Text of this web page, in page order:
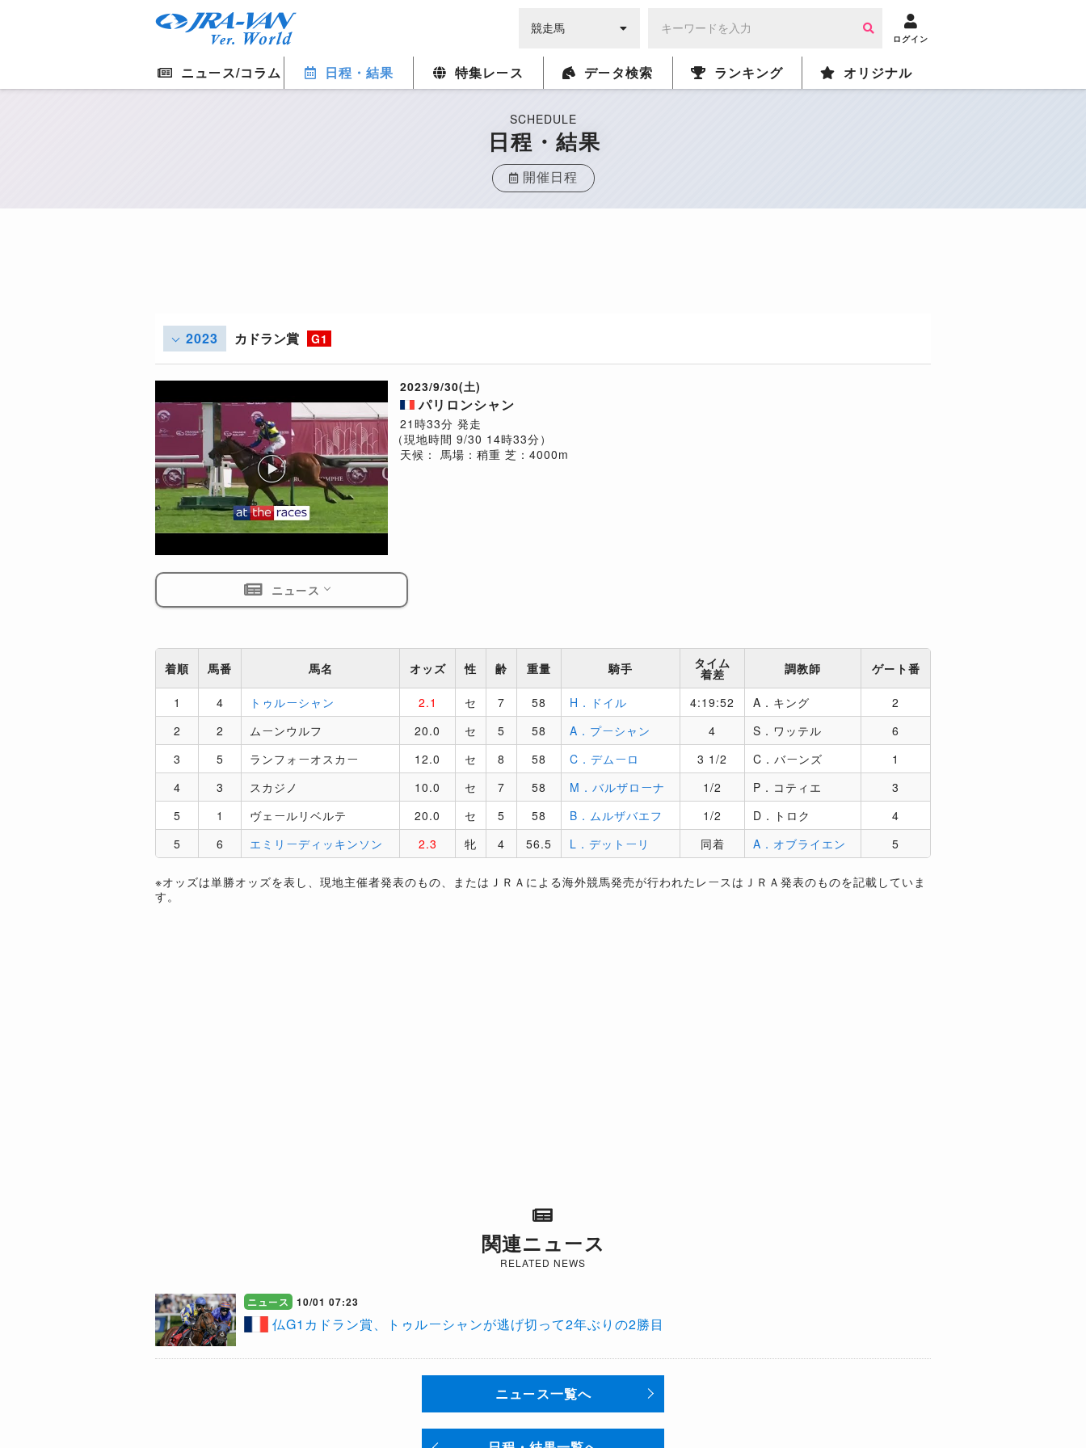
ログイン
ニュース/コラム 日程・結果 特集レース データ検索 ランキング オリジナル
SCHEDULE
日程・結果
開催日程
2023 カドラン賞 G1
2023/9/30(土)
パリロンシャン
21時33分 発走
（現地時間 9/30 14時33分）
天候： 馬場：稍重 芝：4000m
ニュース
着順 馬番 馬名 オッズ 性 齢 重量 騎手 タイム
着差 調教師 ゲート番
1 4 トゥルーシャン 2.1 セ 7 58 H．ドイル 4:19:52 A．キング
2
2
2 ムーンウルフ 20.0 セ 5 58 A．プーシャン 4 S．ワッテル
6
3
5 ランフォーオスカー 12.0 セ 8 58 C．デムーロ 3 1/2 C．バーンズ
1
4
3 スカジノ 10.0 セ 7 58 M．バルザローナ 1/2 P．コティエ
3
5
1 ヴェールリベルテ 20.0 セ 5 58 B．ムルザバエフ 1/2 D．トロク
4
5
6 エミリーディッキンソン 2.3 牝 4 56.5 L．デットーリ 同着 A．オブライエン 5
※オッズは単勝オッズを表し、現地主催者発表のもの、またはＪＲＡによる海外競馬発売が行われたレースはＪＲＡ発表のものを記載していま
す。
関連ニュース
RELATED NEWS
ニュース 10/01 07:23
仏G1カドラン賞、トゥルーシャンが逃げ切って2年ぶりの2勝目
ニュース一覧へ